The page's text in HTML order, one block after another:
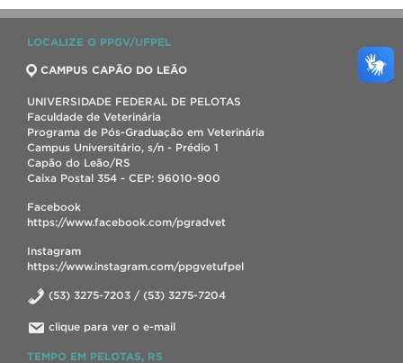
LOCALIZE O PPGV/UFPEL
CAMPUS CAPÃO DO LEÃO
UNIVERSIDADE FEDERAL DE PELOTAS
Faculdade de Veterinária
Programa de Pós-Graduação em Veterinária
Campus Universitário, s/n - Prédio 1
Capão do Leão/RS
Caixa Postal 354 - CEP: 96010-900
Facebook
https://www.facebook.com/pgradvet
Instagram
https://www.instagram.com/ppgvetufpel
(53) 3275-7203 / (53) 3275-7204
clique para ver o e-mail
TEMPO EM PELOTAS, RS